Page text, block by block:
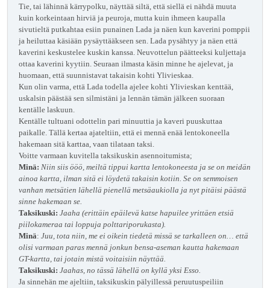
Tie, tai lähinnä kärrypolku, näyttää siltä, että siellä ei nähdä muuta
kuin korkeintaan hirviä ja peuroja, mutta kuin ihmeen kaupalla
sivutieltä putkahtaa esiin punainen Lada ja näen kun kaverini pomppii
ja heiluttaa käsiään pysäyttääkseen sen. Lada pysähtyy ja näen että
kaverini keskustelee kuskin kanssa. Neuvottelun päätteeksi kuljettaja
ottaa kaverini kyytiin. Seuraan ilmasta käsin minne he ajelevat, ja
huomaan, että suunnistavat takaisin kohti Ylivieskaa.
Kun olin varma, että Lada todella ajelee kohti Ylivieskan kenttää,
uskalsin päästää sen silmistäni ja lennän tämän jälkeen suoraan
kentälle laskuun.
Kentälle tultuani odottelin pari minuuttia ja kaveri puuskuttaa
paikalle. Tällä kertaa ajateltiin, että ei mennä enää lentokoneella
hakemaan sitä karttaa, vaan tilataan taksi.
Voitte varmaan kuvitella taksikuskin asennoitumista;
Minä: Niin siis ööö, meiltä tippui kartta lentokoneesta ja se on meidän
ainoa kartta, ilman sitä ei löydetä takaisin kotiin. Se on semmoisen
vanhan metsätien lähellä pienellä metsäaukiolla ja nyt pitäisi päästä
sinne hakemaan se.
Taksikuski: Jaaha (erittäin epäilevä katse hapuilee yrittäen etsiä
piilokameraa tai loppuja polttariporukasta).
Minä: Juu, tota niin, me ei oikein tiedetä missä se tarkalleen on… että
olisi varmaan paras mennä jonkun bensa-aseman kautta hakemaan
GT-kartta, tai jotain mistä voitaisiin näyttää.
Taksikuski: Jaahas, no tässä lähellä on kyllä yksi Esso.
Ja sinnehän me ajeltiin, taksikuskin pälyillessä peruutuspeiliin